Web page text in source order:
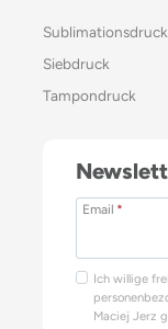
Sublimationsdruck
Siebdruck
Tampondruck
Email *
Ich willige
Maciej Jerz